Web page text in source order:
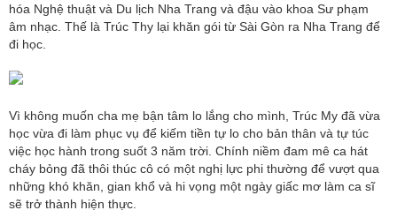
hóa Nghệ thuật và Du lịch Nha Trang và đậu vào khoa Sư phạm
âm nhạc. Thế là Trúc Thy lại khăn gói từ Sài Gòn ra Nha Trang để
đi học.
Vì không muốn cha mẹ bận tâm lo lắng cho mình, Trúc My đã vừa
học vừa đi làm phục vụ để kiếm tiền tự lo cho bản thân và tự túc
việc học hành trong suốt 3 năm trời. Chính niềm đam mê ca hát
cháy bỏng đã thôi thúc cô có một nghị lực phi thường để vượt qua
những khó khăn, gian khổ và hi vọng một ngày giấc mơ làm ca sĩ
sẽ trở thành hiện thực.